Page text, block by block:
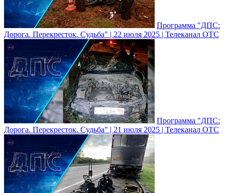
Программа "ДПС:
Дорога. Перекресток. Судьба" | 22 июля 2025 | Телеканал ОТС
Программа "ДПС:
Дорога. Перекресток. Судьба" | 21 июля 2025 | Телеканал ОТС